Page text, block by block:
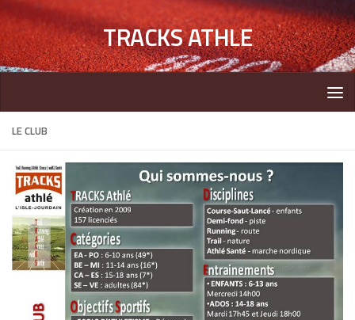
TRACKS ATHLE
LE CLUB